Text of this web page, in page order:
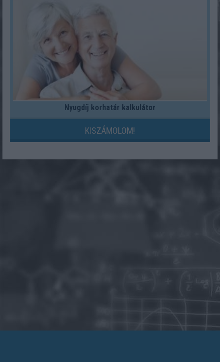
Nyugdíj korhatár kalkulátor
KISZÁMOLOM!